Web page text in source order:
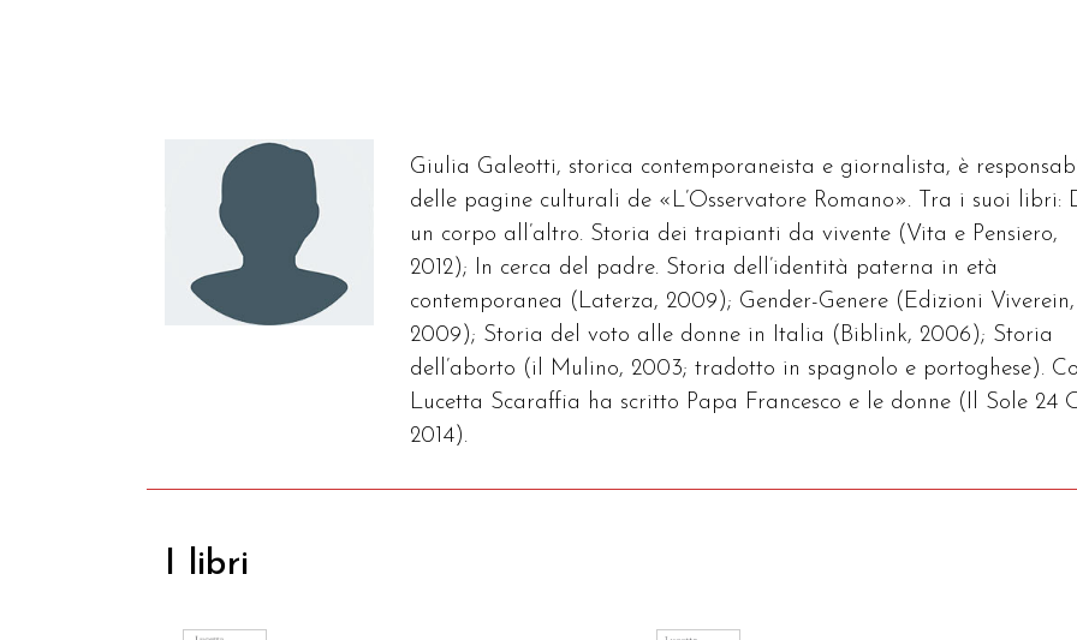
Giulia Galeotti, storica contemporaneista e giornalista, è
delle pagine culturali de «L’Osservatore Romano». Tra i suoi libri:
un corpo all’altro. Storia dei trapianti da vivente (Vita e Pensiero,
2012); In cerca del padre. Storia dell’identità paterna in età
contemporanea (Laterza, 2009); Gender-Genere (Edizioni Viverein,
2009); Storia del voto alle donne in Italia (Biblink, 2006); Storia
dell’aborto (il Mulino, 2003; tradotto in spagnolo e portoghese).
Lucetta Scaraffia ha scritto Papa Francesco e le donne (Il Sole 24
2014).
I libri